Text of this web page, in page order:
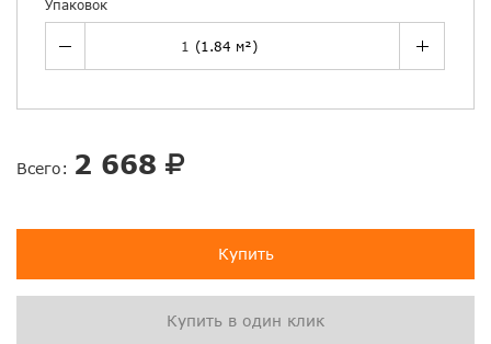
Упаковок
Всего: 2 668
Купить
Купить в один клик